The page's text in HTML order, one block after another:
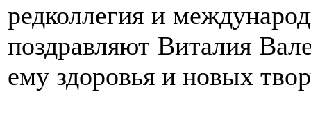
редколлегия и
поздравляют Виталия
ему здоровья и новых